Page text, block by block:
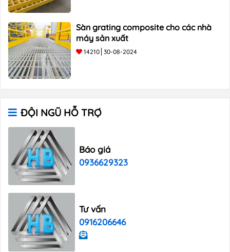
Sàn grating composite cho các nhà
máy sản xuất
14210 30-08-2024
ĐỘI NGŨ HỖ TRỢ
Báo giá
0936629323
Tư vấn
0916206646